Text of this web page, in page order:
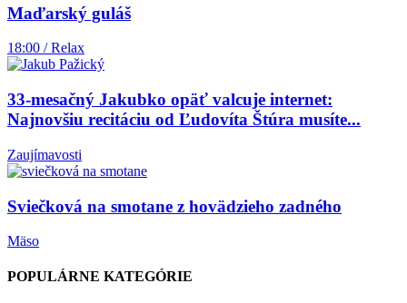
Maďarský guláš
18:00 / Relax
33-mesačný Jakubko opäť valcuje internet:
Najnovšiu recitáciu od Ľudovíta Štúra musíte...
Zaujímavosti
Sviečková na smotane z hovädzieho zadného
Mäso
POPULÁRNE KATEGÓRIE